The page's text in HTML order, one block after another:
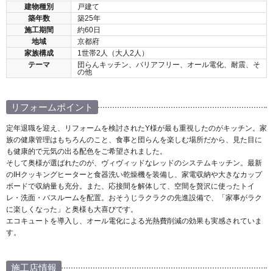
建物種別
戸建て
築年数
築25年
施工期間
約60日
地域
京都府
家族構成
1世帯2人（大人2人）
テーマ
団らんキッチン、バリアフリー、オール電化、耐震、そ
の他
リフォームポイント
定年退職を迎え、リフォームを検討されたY様が最も重視したのがキッチン。家
族の健康管理はもちろんのこと、食事と団らんを楽しむ場所だから、見た目に
も健康的で元気の出る配色をご希望されました。
そして奥様が選ばれたのが、ヴィヴィッドなレッドのシステムキッチン。最新
のIHクッキングヒーターと食器洗い乾燥機を装備し、家電収納や大きなカップ
ボードで収納量も充分。また、応接間を解体して、空間を贅沢に使ったトイ
レ・洗面・バスルームを配置。おそうじラクラクの先進設備で、「家事がラク
に楽しくなった」と奥様も大喜びです。
エコキュートを導入し、オール電化による光熱費削減の効果も実感されていま
す。
施工店情報